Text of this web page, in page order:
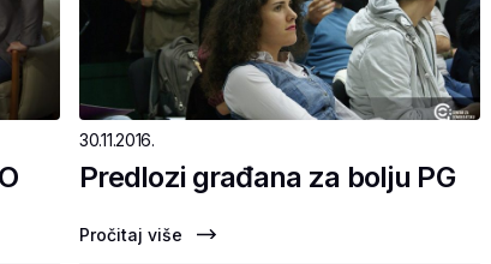
30.11.2016.
Predlozi građana za bolju PG
Pročitaj više